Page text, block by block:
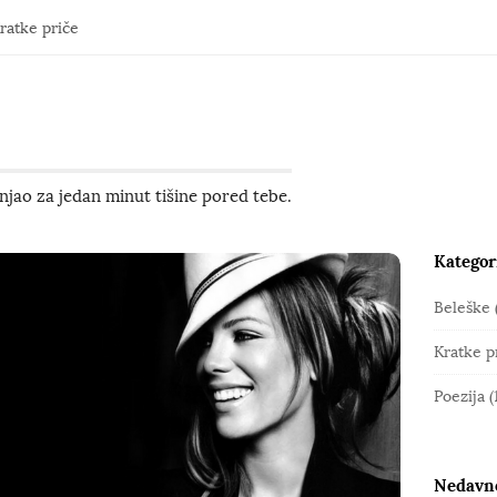
priče
za jedan minut tišine pored tebe.
S
i
e
S
e
Beleške
Kratke
Poezija